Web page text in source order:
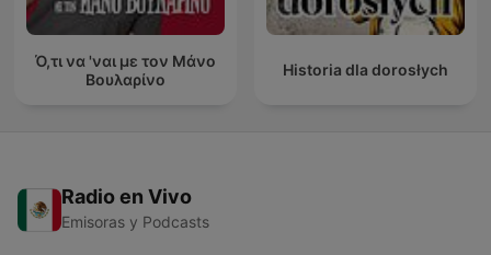
Ό,τι να 'ναι με τον Μάνο
Βουλαρίνο
Historia dla dorosłych
Radio en Vivo
Emisoras y Podcasts